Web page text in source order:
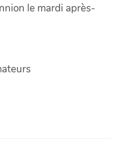
le mardi après-